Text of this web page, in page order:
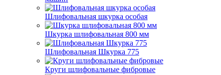
Шлифовальная шкурка особая
Шкурка шлифовальная 800 мм
Шлифовальная Шкурка 775
Круги шлифовальные фибровые